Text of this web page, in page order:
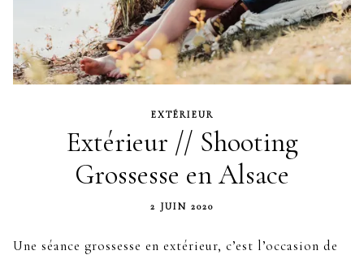
EXTÉRIEUR
Extérieur // Shooting
Grossesse en Alsace
2 JUIN 2020
Une séance grossesse en extérieur, c’est l’occasion de